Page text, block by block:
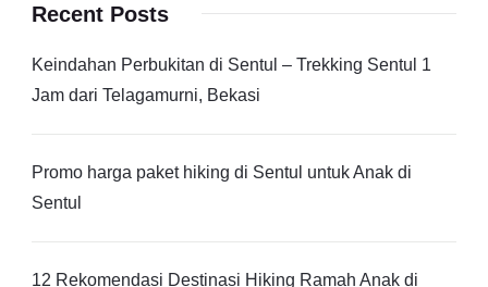
Recent Posts
Keindahan Perbukitan di Sentul – Trekking Sentul 1
Jam dari Telagamurni, Bekasi
Promo harga paket hiking di Sentul untuk Anak di
Sentul
12 Rekomendasi Destinasi Hiking Ramah Anak di